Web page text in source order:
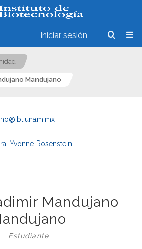
Iniciar sesión
Mandujano
Yvonne Rosenstein
Mandujano
Estudiante